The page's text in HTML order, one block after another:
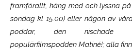
framförallt, häng med och lyssna
söndag kl 15.00) eller någon av
poddar, den nischade
populärfilmspodden Matiné!; alla